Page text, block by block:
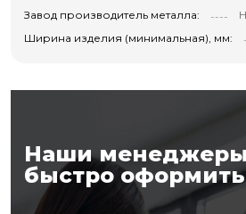
Завод производитель металла:
Ширина изделия (минимальная), мм:
Наши менеджеры
быстро